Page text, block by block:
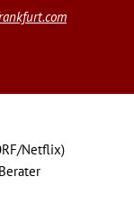
Netflix)